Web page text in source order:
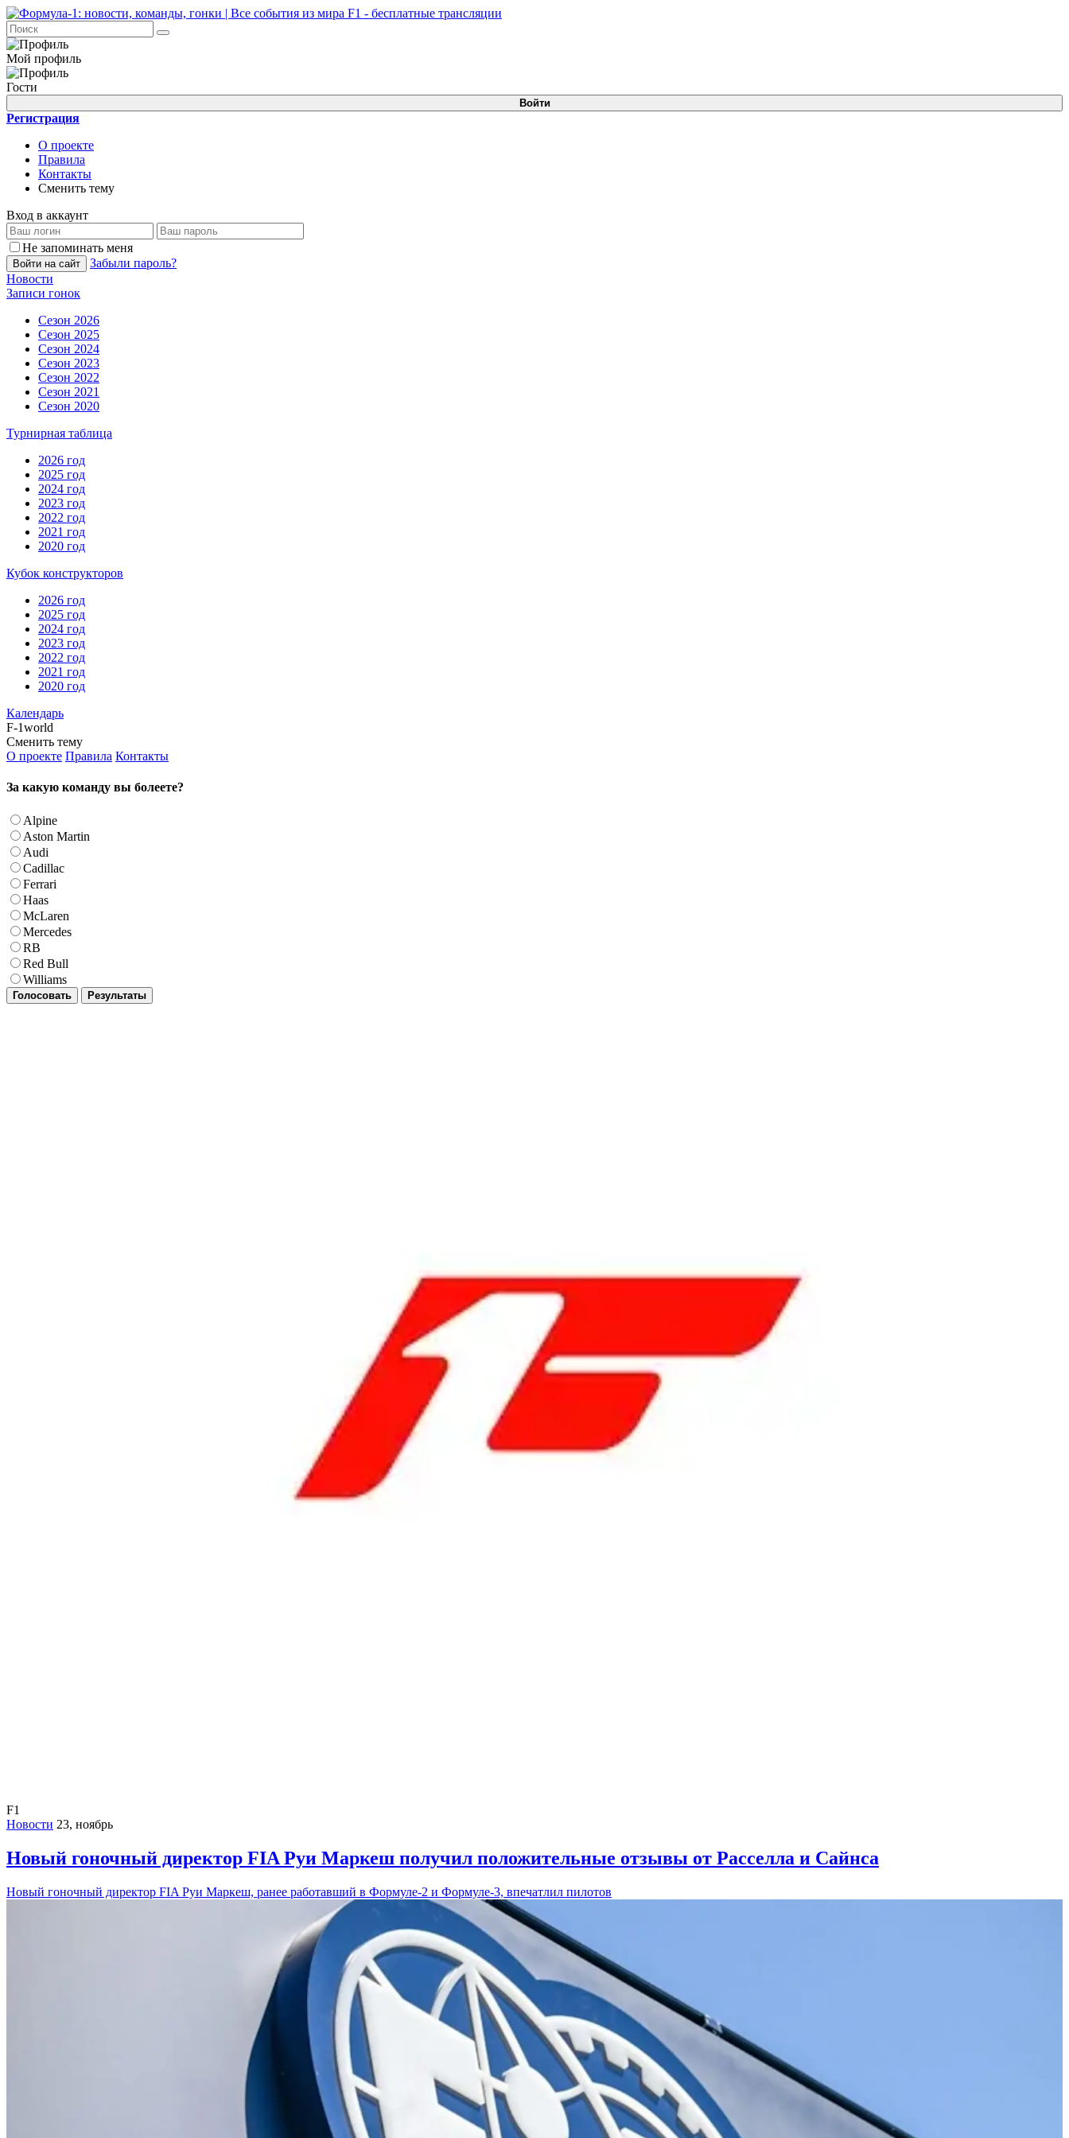
Мой профиль
Гости
Войти
Регистрация
О проекте
Правила
Контакты
Сменить тему
Вход в аккаунт
Не запоминать меня
Войти на сайт
Забыли пароль?
Новости
Записи гонок
Сезон 2026
Сезон 2025
Сезон 2024
Сезон 2023
Сезон 2022
Сезон 2021
Сезон 2020
Турнирная таблица
2026 год
2025 год
2024 год
2023 год
2022 год
2021 год
2020 год
Кубок конструкторов
2026 год
2025 год
2024 год
2023 год
2022 год
2021 год
2020 год
Календарь
F-1world
Сменить тему
О проекте Правила Контакты
За какую команду вы болеете?
Alpine
Aston Martin
Audi
Cadillac
Ferrari
Haas
McLaren
Mercedes
RB
Red Bull
Williams
Голосовать Результаты
F1
Новости 23, ноябрь
Новый гоночный директор FIA Руи Маркеш получил положительные отзывы от Расселла и Сайнса
Новый гоночный директор FIA Руи Маркеш, ранее работавший в Формуле-2 и Формуле-3, впечатлил пилотов